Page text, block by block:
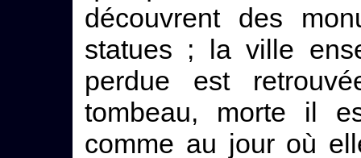
découvrent des
statues ; la ville
perdue est
tombeau, morte il
comme au jour où